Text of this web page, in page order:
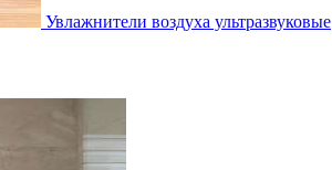
Увлажнители воздуха ультразвуковые